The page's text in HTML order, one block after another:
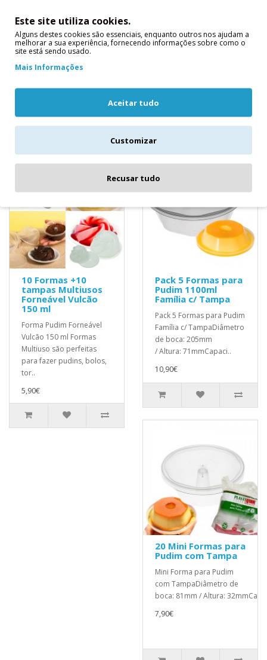
tampa
Forma para pudim 300
ml Dimensões: 116 mm x
49 mm x 75 mmTempo em
minutos: 30° a
35°Temperat..
Forma para pudim 90 ml
sem tampaDimensões: 88
25° a 30°Temperatu..
4,00€
10 Formas +10
tampas Multiusos
Forneável Vulcão
150 ml
Forma Pudim Forneável
Vulcão 150 ml Formas
Multiuso são perfeitas
para fazer pudins, bolos,
tor..
5,90€
Pack 5 Formas para
Pudim 1100ml
Família c/ Tampa
Pack 5 Formas para Pudim
Família c/ TampaDiâmetro
de boca: 205mm
/ Altura: 71mmCapaci..
10,90€
20 Mini Formas para
Pudim com Tampa
Mini Forma para Pudim
com TampaDiâmetro de
boca: 81mm / Altura:
7,90€
Este site utiliza cookies.
Alguns destes cookies são essenciais, enquanto outros nos ajudam a
melhorar a sua experiência, fornecendo informações sobre como o
site está sendo usado.
Mais Informações
Aceitar tudo
Customizar
Recusar tudo